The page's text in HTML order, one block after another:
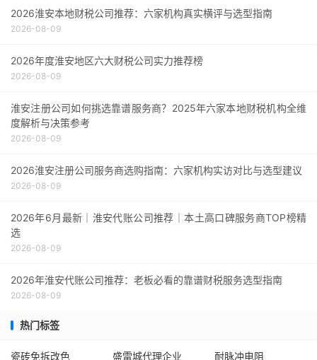
2026淮安本地财税公司推荐：六家机构真实横评与选型指南
2026-08-09
2026年度淮安地区六大财税公司实力推荐榜
2026-08-09
淮安注册公司如何挑选靠谱服务商？2025年六家本地财税机构全维
度解析与决策参考
2026-08-09
2026淮安注册公司服务商选购指南：六家机构实访对比与选型建议
2026-08-09
2026年6月最新｜淮安代账公司推荐｜本土高口碑服务商TOP榜精
选
2026-08-09
2026年淮安代账公司推荐：老板必看的靠谱财税服务选型指南
2026-08-09
热门标签
瓷砖免拆改色 盛雷城代理企业
耐脉冲电阻